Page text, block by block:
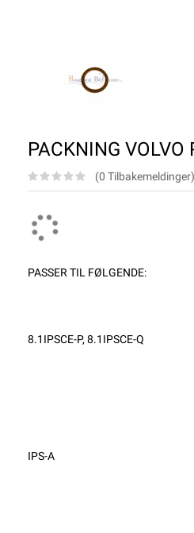
PACKNING VOLVO
(0 Tilbakemeldinger)
PASSER TIL FØLGENDE:
8.1IPSCE-P, 8.1IPSCE-Q
IPS-A